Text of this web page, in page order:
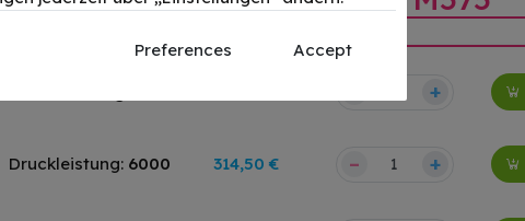
+
Druckleistung: 6000 314,50 € – +
Preferences Accept